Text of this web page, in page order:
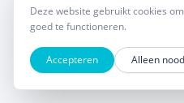
Deze website gebruikt cookies
goed te functioneren.
Accepteren Alleen